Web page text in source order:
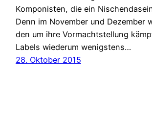
Komponisten, die ein
Denn im November und Dezember
den um ihre Vormachtstellung
Labels wiederum wenigstens…
28. Oktober 2015